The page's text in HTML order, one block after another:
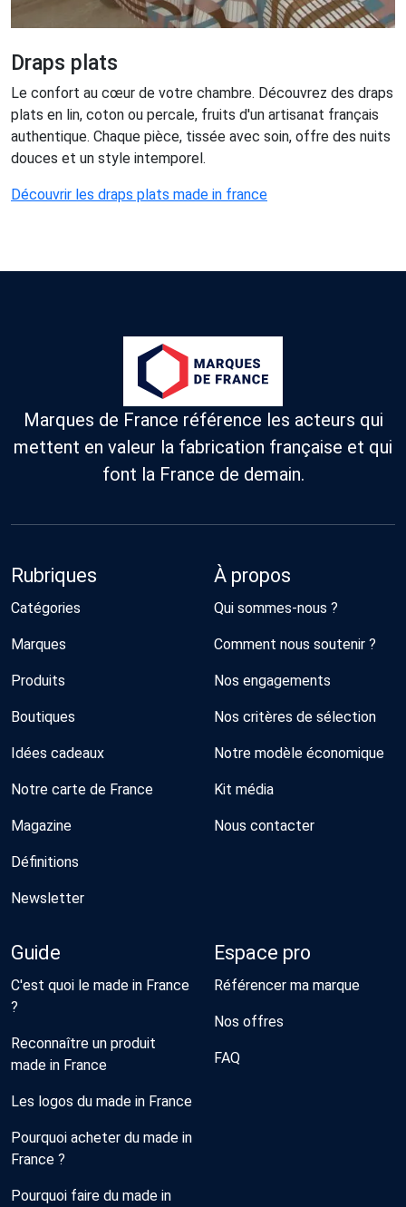
Draps plats
Le confort au cœur de votre chambre. Découvrez des draps
plats en lin, coton ou percale, fruits d'un artisanat français
authentique. Chaque pièce, tissée avec soin, offre des nuits
douces et un style intemporel.
Découvrir les draps plats made in france
Marques de France référence les acteurs qui
mettent en valeur la fabrication française et qui
font la France de demain.
Rubriques
Catégories
Marques
Produits
Boutiques
Idées cadeaux
Notre carte de France
Magazine
Définitions
Newsletter
À propos
Qui sommes-nous ?
Comment nous soutenir ?
Nos engagements
Nos critères de sélection
Notre modèle économique
Kit média
Nous contacter
Guide
C'est quoi le made in France
?
Reconnaître un produit
made in France
Les logos du made in France
Pourquoi acheter du made in
France ?
Pourquoi faire du made in
Espace pro
Référencer ma marque
Nos offres
FAQ